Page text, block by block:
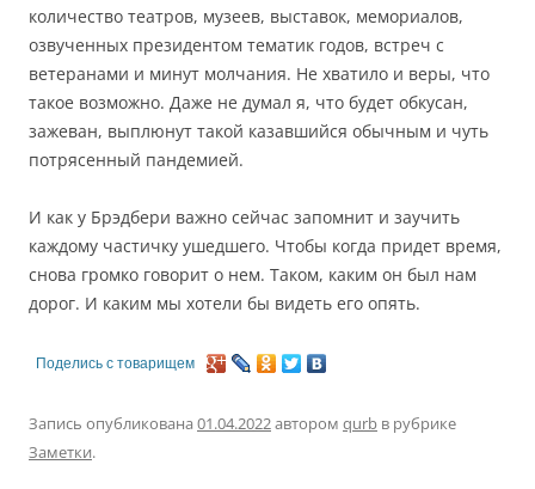
количество театров, музеев, выставок, мемориалов,
озвученных президентом тематик годов, встреч с
ветеранами и минут молчания. Не хватило и веры, что
такое возможно. Даже не думал я, что будет обкусан,
зажеван, выплюнут такой казавшийся обычным и чуть
потрясенный пандемией.
И как у Брэдбери важно сейчас запомнит и заучить
каждому частичку ушедшего. Чтобы когда придет время,
снова громко говорит о нем. Таком, каким он был нам
дорог. И каким мы хотели бы видеть его опять.
Поделись с товарищем
Запись опубликована 01.04.2022автором qurb в рубрике
Заметки.